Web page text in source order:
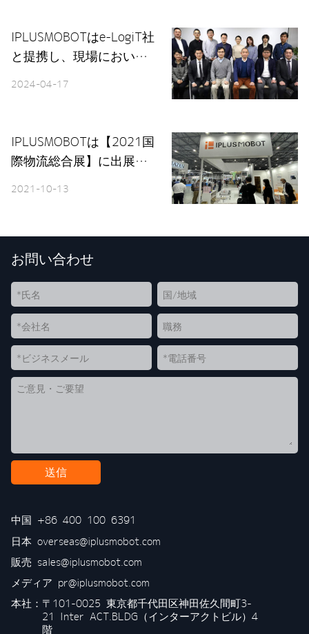
IPLUSMOBOTはe-LogiT社
と提携し、現場において
2024-04-17
IPLUSMOBOTは【2021国
際物流総合展】に出展、
2021-10-13
お問い合わせ
送信
中国 +86 400 100 6391
日本 overseas@iplusmobot.com
販売 sales@iplusmobot.com
メディア pr@iplusmobot.com
本社： 〒101-0025 東京都千代田区神田佐久間町3-
21 Inter ACT.BLDG（インターアクトビル）4
階